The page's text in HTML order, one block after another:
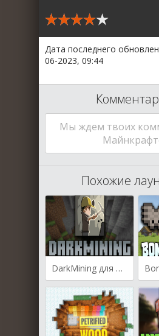
Дата последнего
06-2023, 09:44
Мы ждем твоих
Похожие
DarkMining для Майнкрафт [1.19.4, 1.19.3]